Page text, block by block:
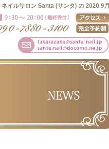
ネイルサロン Santa (サンタ) の 2020 9月